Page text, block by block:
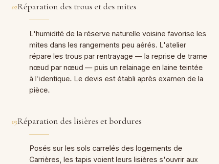
02Réparation des trous et des mites
L'humidité de la réserve naturelle voisine favorise les
mites dans les rangements peu aérés. L'atelier
répare les trous par rentrayage — la reprise de trame
nœud par nœud — puis un relainage en laine teintée
à l'identique. Le devis est établi après examen de la
pièce.
03Réparation des lisières et bordures
Posés sur les sols carrelés des logements de
Carrières, les tapis voient leurs lisières s'ouvrir aux